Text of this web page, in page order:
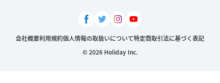
会社概要利用規約個人情報の取扱いについて特定商取引法に基づく表記
© 2026 Holiday Inc.